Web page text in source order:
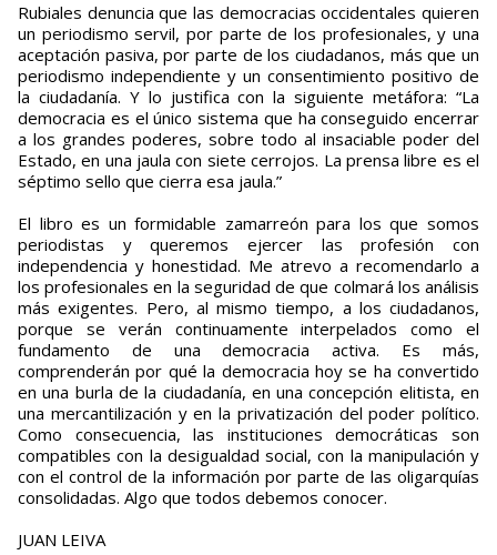
Rubiales denuncia que las democracias occidentales quieren
un periodismo servil, por parte de los profesionales, y una
aceptación pasiva, por parte de los ciudadanos, más que un
periodismo independiente y un consentimiento positivo de
la ciudadanía. Y lo justifica con la siguiente metáfora: “La
democracia es el único sistema que ha conseguido encerrar
a los grandes poderes, sobre todo al insaciable poder del
Estado, en una jaula con siete cerrojos. La prensa libre es el
séptimo sello que cierra esa jaula.”
El libro es un formidable zamarreón para los que somos
periodistas y queremos ejercer las profesión con
independencia y honestidad. Me atrevo a recomendarlo a
los profesionales en la seguridad de que colmará los análisis
más exigentes. Pero, al mismo tiempo, a los ciudadanos,
porque se verán continuamente interpelados como el
fundamento de una democracia activa. Es más,
comprenderán por qué la democracia hoy se ha convertido
en una burla de la ciudadanía, en una concepción elitista, en
una mercantilización y en la privatización del poder político.
Como consecuencia, las instituciones democráticas son
compatibles con la desigualdad social, con la manipulación y
con el control de la información por parte de las oligarquías
consolidadas. Algo que todos debemos conocer.
JUAN LEIVA